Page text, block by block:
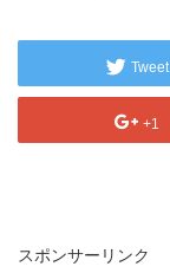
Tweet
+1
スポンサーリンク